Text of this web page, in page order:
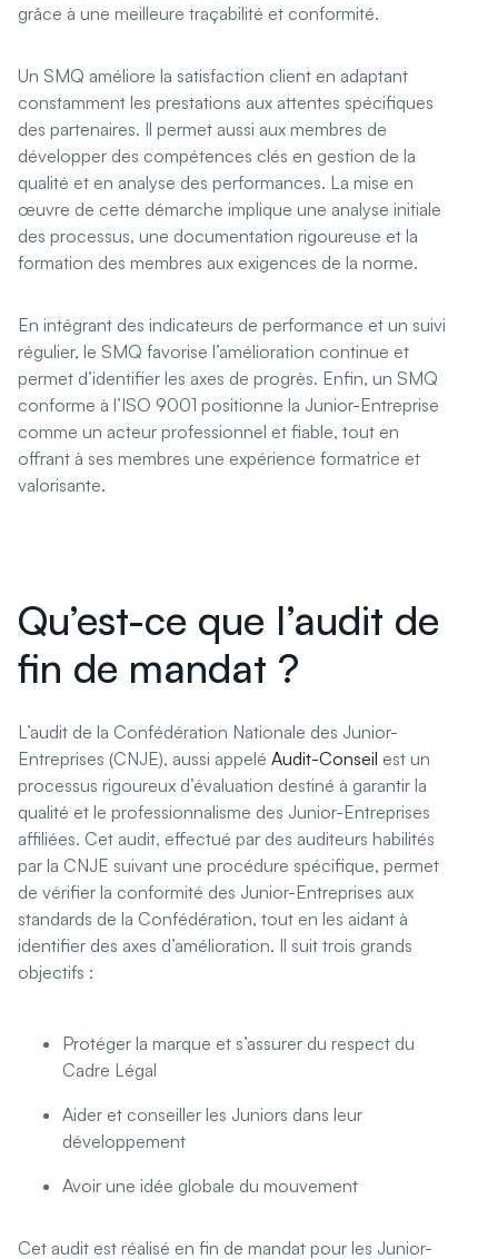
grâce à une meilleure traçabilité et conformité.
Un SMQ améliore la satisfaction client en adaptant
constamment les prestations aux attentes spécifiques
des partenaires. Il permet aussi aux membres de
développer des compétences clés en gestion de la
qualité et en analyse des performances. La mise en
œuvre de cette démarche implique une analyse initiale
des processus, une documentation rigoureuse et la
formation des membres aux exigences de la norme.
En intégrant des indicateurs de performance et un suivi
régulier, le SMQ favorise l’amélioration continue et
permet d’identifier les axes de progrès. Enfin, un SMQ
conforme à l’ISO 9001 positionne la Junior-Entreprise
comme un acteur professionnel et fiable, tout en
offrant à ses membres une expérience formatrice et
valorisante.
Qu’est-ce que l’audit de
fin de mandat ?
L’audit de la Confédération Nationale des Junior-
Entreprises (CNJE), aussi appelé Audit-Conseil est un
processus rigoureux d’évaluation destiné à garantir la
qualité et le professionnalisme des Junior-Entreprises
affiliées. Cet audit, effectué par des auditeurs habilités
par la CNJE suivant une procédure spécifique, permet
de vérifier la conformité des Junior-Entreprises aux
standards de la Confédération, tout en les aidant à
identifier des axes d’amélioration. Il suit trois grands
objectifs :
Protéger la marque et s’assurer du respect du
Cadre Légal
Aider et conseiller les Juniors dans leur
développement
Avoir une idée globale du mouvement
Cet audit est réalisé en fin de mandat pour les Junior-